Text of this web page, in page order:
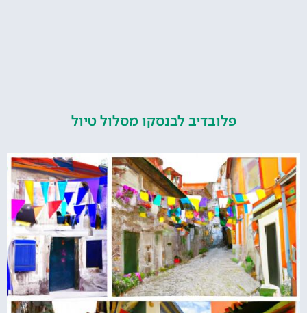
פלובדיב לבנסקו מסלול טיול